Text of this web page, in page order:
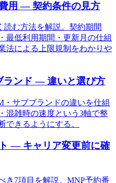
用 — 契約条件の見方
む方法を解説。契約期間
最低利用期間・更新月の仕組
法による上限規制をわかりや
ランド — 違いと選び方
・サブブランドの違いを仕組
混雑時の速度という3軸で整
できるようにする。
— キャリア変更前に確
き7項目を解説。MNP予約番